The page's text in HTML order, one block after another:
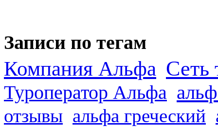
Записи по тегам
Компания Альфа Сеть
Туроператор Альфа
отзывы альфа греческий